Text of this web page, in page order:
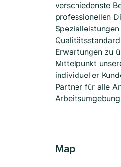
verschiedenste
professionellen
Erwartungen zu
Mittelpunkt
individueller
Partner für alle
Map